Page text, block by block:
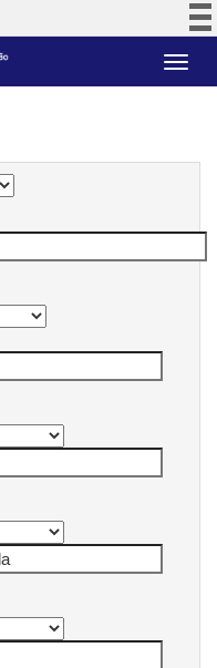
Serviços